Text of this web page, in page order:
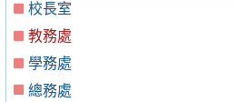
校長室
教務處
學務處
總務處